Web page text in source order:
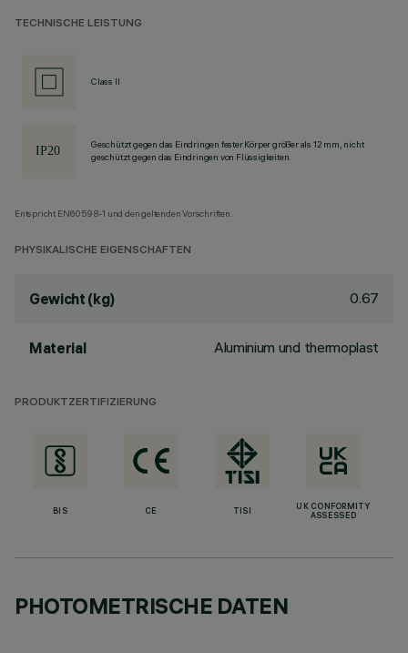
TECHNISCHE LEISTUNG
Class II
Geschützt gegen das Eindringen fester Körper größer als 12 mm, nicht
geschützt gegen das Eindringen von Flüssigkeiten.
Entspricht EN60598-1 und den geltenden Vorschriften.
PHYSIKALISCHE EIGENSCHAFTEN
Gewicht (kg) 0.67
Material Aluminium und thermoplast
PRODUKTZERTIFIZIERUNG
BIS CE TISI
UK CONFORMITY
ASSESSED
PHOTOMETRISCHE DATEN